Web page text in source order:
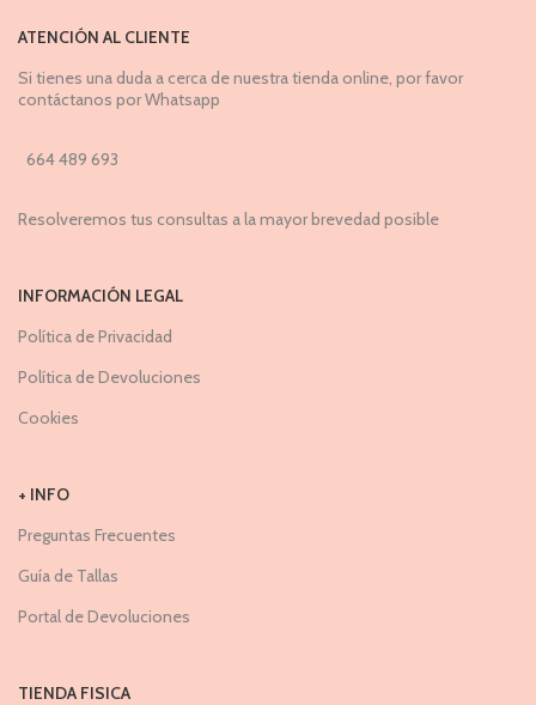
ATENCIÓN AL CLIENTE
Si tienes una duda a cerca de nuestra tienda online, por favor
contáctanos por Whatsapp
664 489 693
Resolveremos tus consultas a la mayor brevedad posible
INFORMACIÓN LEGAL
Política de Privacidad
Política de Devoluciones
Cookies
+ INFO
Preguntas Frecuentes
Guía de Tallas
Portal de Devoluciones
TIENDA FISICA